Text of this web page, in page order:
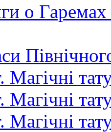
о
Магічні
Магічні
Магічні